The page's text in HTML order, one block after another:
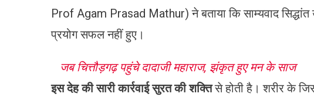
Prof Agam Prasad Mathur) ने बताया कि साम्यवाद
प्रयोग सफल नहीं हुए।
जब चित्तौड़गढ़ पहुंचे दादाजी महाराज, झंकृत हुए मन के साज
इस देह की सारी कार्रवाई सुरत की शक्तिसे होती है। शरीर के